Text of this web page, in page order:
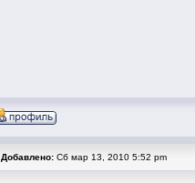
Добавлено: Сб мар 13, 2010 5:52 pm